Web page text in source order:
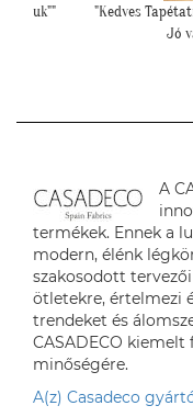
tapétát.
A
termékek. Ennek a
modern, élénk
szakosodott
ötletekre, értelmezi
trendeket és
CASADECO
minőségére.
A(z) Casadeco